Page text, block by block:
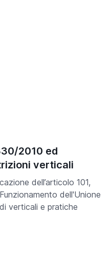
2010 ed
verticali
dell’articolo 101,
dell'Unione
verticali e pratiche